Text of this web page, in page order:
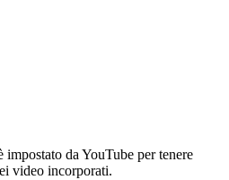
impostato da YouTube per tenere
video incorporati.